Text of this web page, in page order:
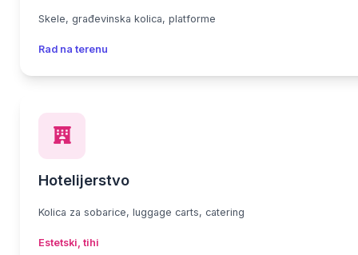
Skele, građevinska kolica, platforme
Rad na terenu
Hotelijerstvo
Kolica za sobarice, luggage carts, catering
Estetski, tihi